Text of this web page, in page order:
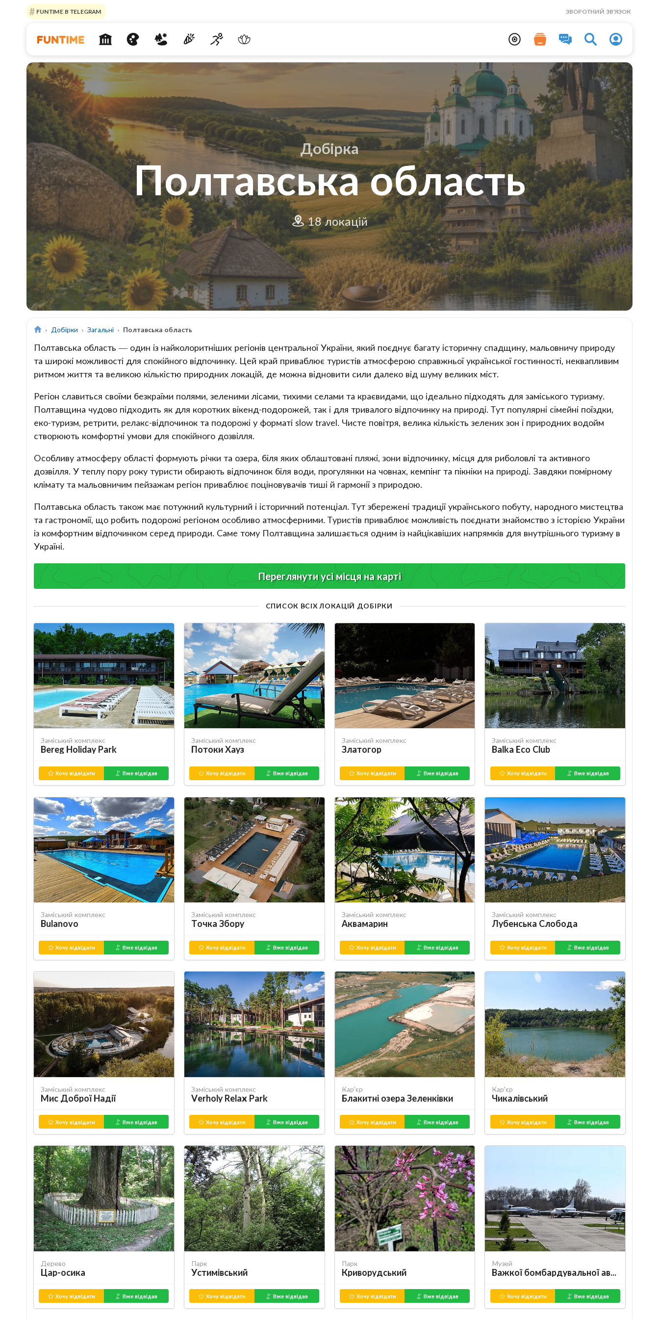
FUNTIME В TELEGRAM ЗВОРОТНИЙ ЗВ'ЯЗОК
Добірка
Полтавська область
18 локацій
Добірки Загальні Полтавська область
Полтавська область — один із найколоритніших регіонів центральної України, який поєднує багату історичну спадщину, мальовничу природу
та широкі можливості для спокійного відпочинку. Цей край приваблює туристів атмосферою справжньої української гостинності, неквапливим
ритмом життя та великою кількістю природних локацій, де можна відновити сили далеко від шуму великих міст.
Регіон славиться своїми безкраїми полями, зеленими лісами, тихими селами та краєвидами, що ідеально підходять для заміського туризму.
Полтавщина чудово підходить як для коротких вікенд-подорожей, так і для тривалого відпочинку на природі. Тут популярні сімейні поїздки,
еко-туризм, ретрити, релакс-відпочинок та подорожі у форматі slow travel. Чисте повітря, велика кількість зелених зон і природних водойм
створюють комфортні умови для спокійного дозвілля.
Особливу атмосферу області формують річки та озера, біля яких облаштовані пляжі, зони відпочинку, місця для риболовлі та активного
дозвілля. У теплу пору року туристи обирають відпочинок біля води, прогулянки на човнах, кемпінг та пікніки на природі. Завдяки помірному
клімату та мальовничим пейзажам регіон приваблює поціновувачів тиші й гармонії з природою.
Полтавська область також має потужний культурний і історичний потенціал. Тут збережені традиції українського побуту, народного мистецтва
та гастрономії, що робить подорожі регіоном особливо атмосферними. Туристів приваблює можливість поєднати знайомство з історією України
із комфортним відпочинком серед природи. Саме тому Полтавщина залишається одним із найцікавіших напрямків для внутрішнього туризму в
Україні.
Переглянути усі місця на карті
СПИСОК ВСІХ ЛОКАЦІЙ ДОБІРКИ
Заміський комплекс
Bereg Holiday Park
Хочу відвідати Вже відвідав
Заміський комплекс
Потоки Хауз
Хочу відвідати Вже відвідав
Заміський комплекс
Златогор
Хочу відвідати Вже відвідав
Заміський комплекс
Balka Eco Club
Хочу відвідати Вже відвідав
Заміський комплекс
Bulanovo
Хочу відвідати Вже відвідав
Заміський комплекс
Точка Збору
Хочу відвідати Вже відвідав
Заміський комплекс
Аквамарин
Хочу відвідати Вже відвідав
Заміський комплекс
Лубенська Слобода
Хочу відвідати Вже відвідав
Заміський комплекс
Мис Доброї Надії
Хочу відвідати Вже відвідав
Заміський комплекс
Verholy Relax Park
Хочу відвідати Вже відвідав
Кар'єр
Блакитні озера Зеленківки
Хочу відвідати Вже відвідав
Кар'єр
Чикалівський
Хочу відвідати Вже відвідав
Дерево
Цар-осика
Хочу відвідати Вже відвідав
Парк
Устимівський
Хочу відвідати Вже відвідав
Парк
Криворудський
Хочу відвідати Вже відвідав
Музей
Важкої бомбардувальної авіації
Хочу відвідати Вже відвідав